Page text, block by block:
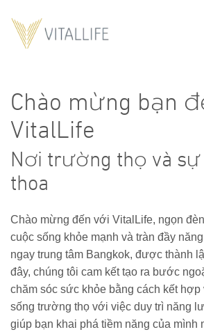
Chào mừng bạn
VitalLife
Nơi trường thọ và sự
thoa
Chào mừng đến với VitalLife, ngọn
cuộc sống khỏe mạnh và tràn đầy
ngay trung tâm Bangkok, được thành
đây, chúng tôi cam kết tạo ra bước
chăm sóc sức khỏe bằng cách kết
sống trường thọ với việc duy trì năng
giúp bạn khai phá tiềm năng của mình